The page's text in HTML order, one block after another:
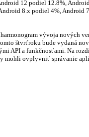
12 podiel 12.8%,
8.x podiel 4%, Android
vývoja nových
štvrťroku bude vydaná
API a funkčnosťami. Na
mohli ovplyvniť správanie